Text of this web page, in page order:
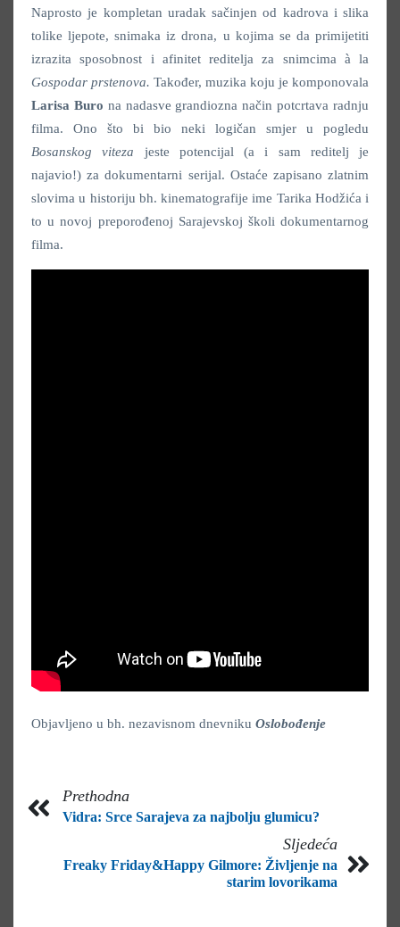
Naprosto je kompletan uradak sačinjen od kadrova i slika
tolike ljepote, snimaka iz drona, u kojima se da primijetiti
izrazita sposobnost i afinitet reditelja za snimcima à la
Gospodar prstenova. Također, muzika koju je komponovala
Larisa Buro na nadasve grandiozna način potcrtava radnju
filma. Ono što bi bio neki logičan smjer u pogledu
Bosanskog viteza jeste potencijal (a i sam reditelj je
najavio!) za dokumentarni serijal. Ostaće zapisano zlatnim
slovima u historiju bh. kinematografije ime Tarika Hodžića i
to u novoj preporođenoj Sarajevskoj školi dokumentarnog
filma.
Objavljeno u bh. nezavisnom dnevniku Oslobođenje
Prethodna
Vidra: Srce Sarajeva za najbolju glumicu?
Sljedeća
Freaky Friday&Happy Gilmore: Življenje na
starim lovorikama